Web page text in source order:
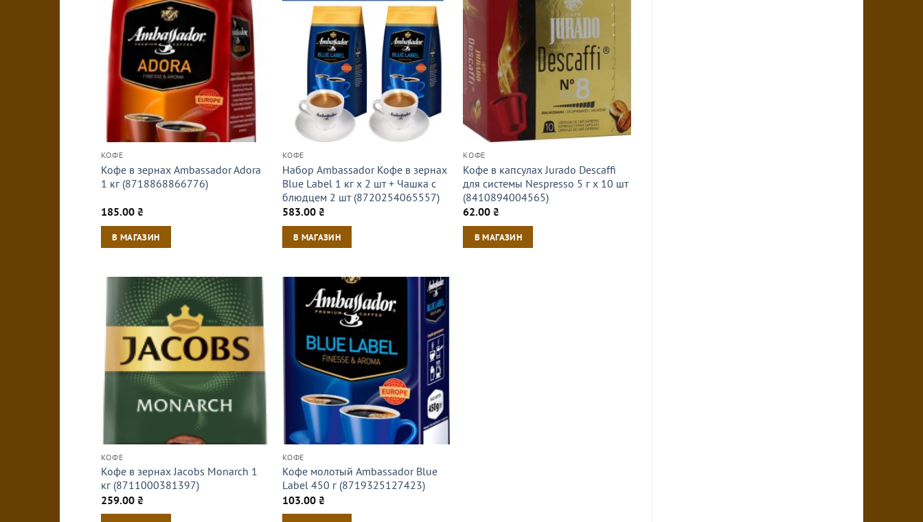
КОФЕ
Кофе в зернах Ambassador Adora
1 кг (8718868866776)
185.00 ₴
В МАГАЗИН
КОФЕ
Набор Ambassador Кофе в зернах
Blue Label 1 кг х 2 шт + Чашка с
блюдцем 2 шт (8720254065557)
583.00 ₴
В МАГАЗИН
КОФЕ
Кофе в капсулах Jurado Descaffi
для системы Nespresso 5 г х 10 шт
(8410894004565)
62.00₴
В МАГАЗИН
КОФЕ
Кофе в зернах Jacobs Monarch 1
кг (8711000381397)
259.00 ₴
КОФЕ
Кофе молотый Ambassador Blue
Label 450 г (8719325127423)
103.00 ₴